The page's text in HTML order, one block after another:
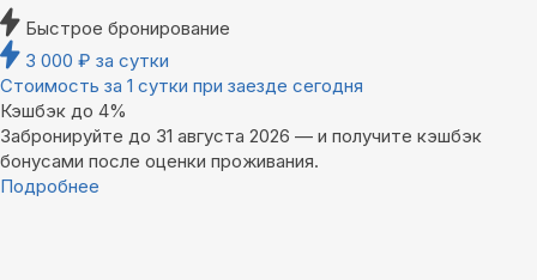
Быстрое бронирование
3 000 ₽ за сутки
Стоимость за 1 сутки при заезде сегодня
Кэшбэк до 4%
Забронируйте до 31 августа 2026 — и получите кэшбэк
бонусами после оценки проживания.
Подробнее